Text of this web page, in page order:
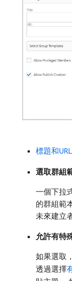
標題和
選取群組
一個下拉
的群組範
未來建立
允許有特
如果選取
透過選擇